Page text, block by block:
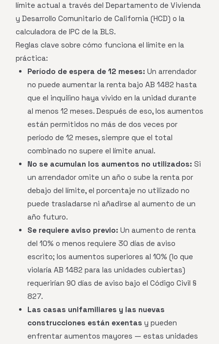
límite actual a través del Departamento de Vivienda
y Desarrollo Comunitario de California (HCD) o la
calculadora de IPC de la BLS.
Reglas clave sobre cómo funciona el límite en la
práctica:
Período de espera de 12 meses: Un arrendador
no puede aumentar la renta bajo AB 1482 hasta
que el inquilino haya vivido en la unidad durante
al menos 12 meses. Después de eso, los aumentos
están permitidos no más de dos veces por
período de 12 meses, siempre que el total
combinado no supere el límite anual.
No se acumulan los aumentos no utilizados: Si
un arrendador omite un año o sube la renta por
debajo del límite, el porcentaje no utilizado no
puede trasladarse ni añadirse al aumento de un
año futuro.
Se requiere aviso previo: Un aumento de renta
del 10% o menos requiere 30 días de aviso
escrito; los aumentos superiores al 10% (lo que
violaría AB 1482 para las unidades cubiertas)
requerirían 90 días de aviso bajo el Código Civil §
827.
Las casas unifamiliares y las nuevas
construcciones están exentas y pueden
enfrentar aumentos mayores — estas unidades